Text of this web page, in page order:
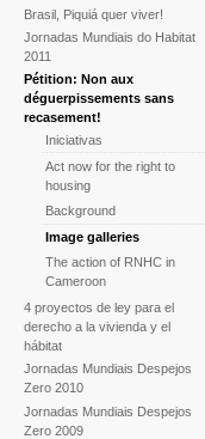
Brasil, Piquiá quer viver!
Jornadas Mundiais do Habitat
2011
Pétition: Non aux
déguerpissements sans
recasement!
Iniciativas
Act now for the right to
housing
Background
Image galleries
The action of RNHC in
Cameroon
4 proyectos de ley para el
derecho a la vivienda y el
hábitat
Jornadas Mundiais Despejos
Zero 2010
Jornadas Mundiais Despejos
Zero 2009